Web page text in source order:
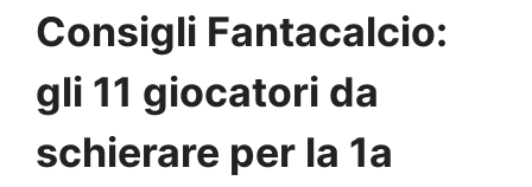
Consigli Fantacalcio:
gli 11 giocatori da
schierare per la 1a